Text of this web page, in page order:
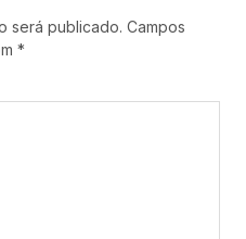
será publicado. Campos
*